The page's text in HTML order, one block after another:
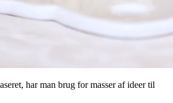
har man brug for masser af ideer til